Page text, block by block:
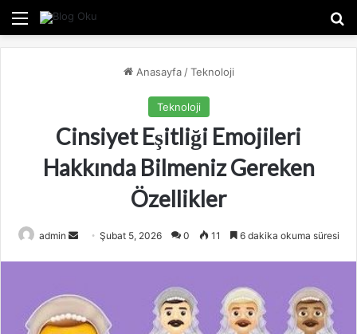
Menü
Anasayfa / Teknoloji
Teknoloji
Cinsiyet Eşitliği Emojileri
Hakkında Bilmeniz Gereken
Özellikler
admin
B
e
-
p
Şubat 5, 2026 0 11 6 dakika okuma süresi